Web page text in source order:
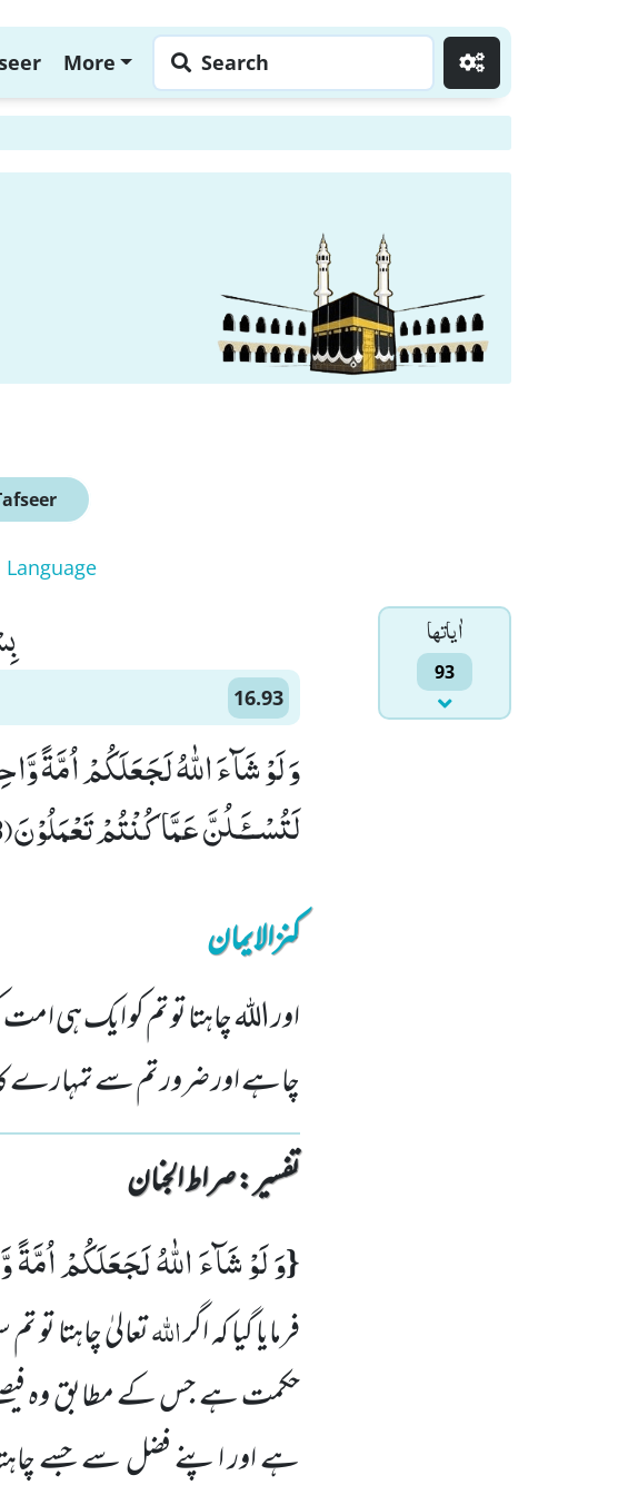
More Search
Language
اٰياتها
93
16.93
وَ لَوْ شَآءَ اللّٰهُ لَجَعَلَكُمْ
لَتُسْــٴَـلُنَّ عَمَّا كُنْتُمْ تَعْمَلُوْنَ(93)
کنزالایمان
اور اللہ چاہتا تو تم کو ایک ہی
چاہے اور ضرور تم سے تمہارے
تفسیر : ‎صراط الجنان
{وَ لَوْ شَآءَ اللّٰهُ لَجَعَلَكُمْ اُمَّةً
فرمایا گیا کہ اگراللّٰہتعالیٰچاہتا تو
حکمت ہے جس کے مطابق وہ
ہے اور اپنے فضل سے جسے